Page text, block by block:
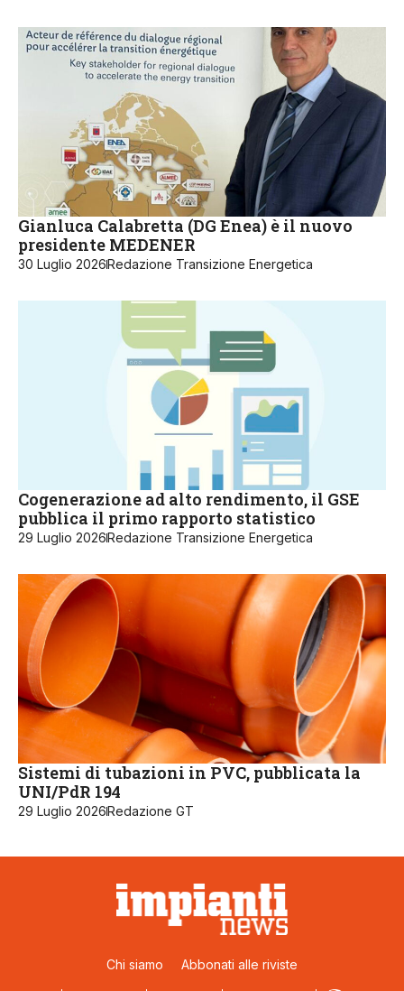
Gianluca Calabretta (DG Enea) è il nuovo
presidente MEDENER
30 Luglio 2026Redazione Transizione Energetica
Cogenerazione ad alto rendimento, il GSE
pubblica il primo rapporto statistico
29 Luglio 2026Redazione Transizione Energetica
Sistemi di tubazioni in PVC, pubblicata la
UNI/PdR 194
29 Luglio 2026Redazione GT
Chi siamo Abbonati alle riviste